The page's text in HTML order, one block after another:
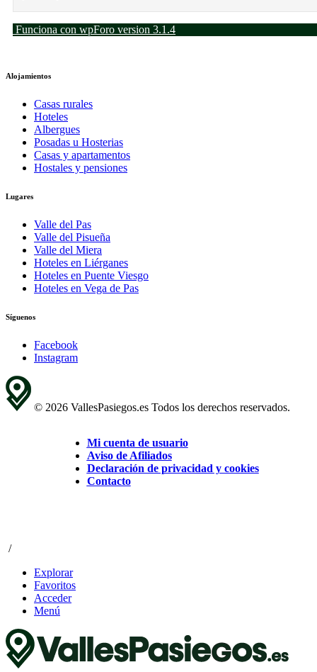
Funciona con wpForo version 3.1.4
Alojamientos
Casas rurales
Hoteles
Albergues
Posadas u Hosterias
Casas y apartamentos
Hostales y pensiones
Lugares
Valle del Pas
Valle del Pisueña
Valle del Miera
Hoteles en Liérganes
Hoteles en Puente Viesgo
Hoteles en Vega de Pas
Síguenos
Facebook
Instagram
© 2026 VallesPasiegos.es Todos los derechos reservados.
Mi cuenta de usuario
Aviso de Afiliados
Declaración de privacidad y cookies
Contacto
/
Explorar
Favoritos
Acceder
Menú